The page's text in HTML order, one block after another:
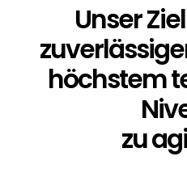
Planung
Unser
höchstem
zu